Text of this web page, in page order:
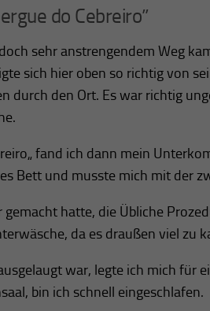
do Cebreiro”
sehr anstrengendem Weg
sich hier oben so richtig von
durch den Ort. Es war richtig
fand ich dann mein
Bett und musste mich mit der
hatte, die Übliche
da es draußen viel zu
war, legte ich mich für
bin ich schnell eingeschlafen.